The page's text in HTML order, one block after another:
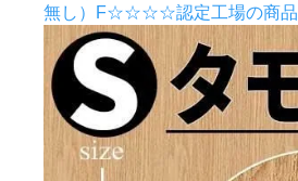
無し）F☆☆☆☆認定工場の商品